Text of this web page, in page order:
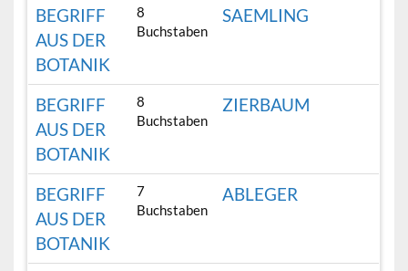
BEGRIFF
AUS DER
BOTANIK
8
Buchstaben
SAEMLING
BEGRIFF
AUS DER
BOTANIK
8
Buchstaben
ZIERBAUM
BEGRIFF
AUS DER
BOTANIK
7
Buchstaben
ABLEGER